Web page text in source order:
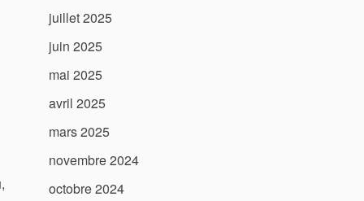
juillet 2025
juin 2025
mai 2025
avril 2025
mars 2025
novembre 2024
octobre 2024